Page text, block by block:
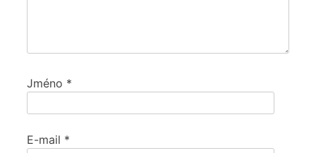
Jméno *
E-mail *